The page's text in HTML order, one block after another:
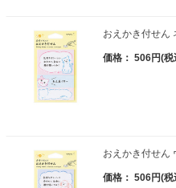
おえかき付せん
価格： 506円(税
おえかき付せん
価格： 506円(税